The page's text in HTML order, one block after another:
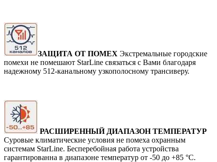
ЗАЩИТА ОТ ПОМЕХ Экстремальные городские
помехи не помешают StarLine связаться с Вами благодаря
надежному 512-канальному узкополосному трансиверу.
РАСШИРЕННЫЙ ДИАПАЗОН ТЕМПЕРАТУР
Суровые климатические условия не помеха охранным
системам StarLine. Бесперебойная работа устройства
гарантированна в диапазоне температур от -50 до +85 °С.